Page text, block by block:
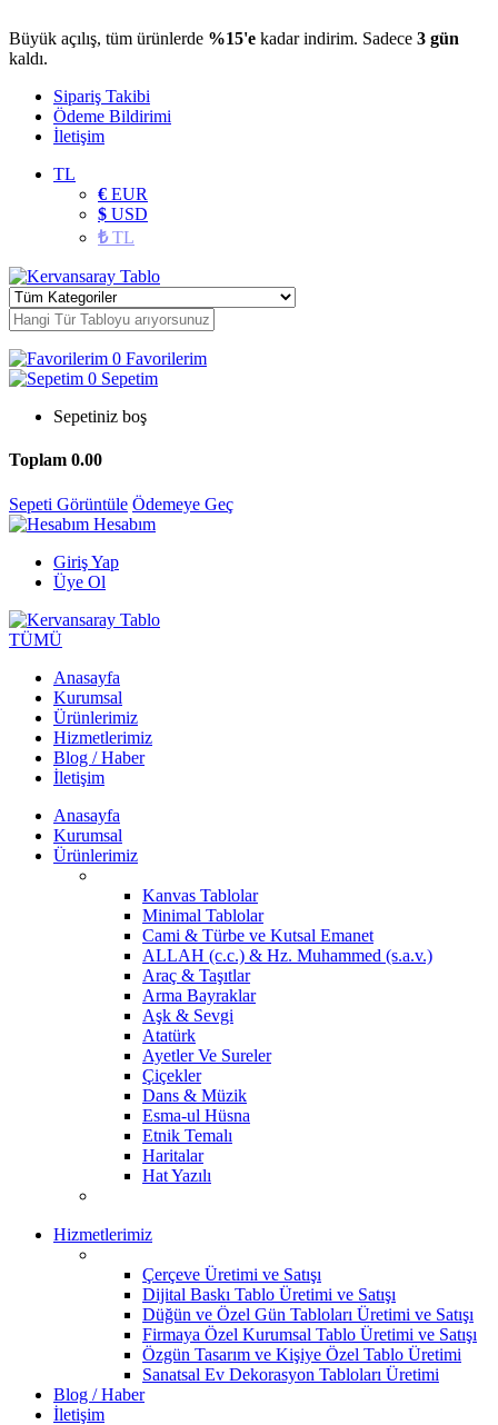
Büyük açılış, tüm ürünlerde %15'e kadar indirim. Sadece 3 gün
kaldı.
Sipariş Takibi
Ödeme Bildirimi
İletişim
TL
€ EUR
$ USD
₺TL
0 Favorilerim
0 Sepetim
Sepetiniz boş
Toplam 0.00
Sepeti Görüntüle Ödemeye Geç
Hesabım
Giriş Yap
Üye Ol
TÜMÜ
Anasayfa
Kurumsal
Ürünlerimiz
Hizmetlerimiz
Blog / Haber
İletişim
Anasayfa
Kurumsal
Ürünlerimiz
Kanvas Tablolar
Minimal Tablolar
Cami & Türbe ve Kutsal Emanet
ALLAH (c.c.) & Hz. Muhammed (s.a.v.)
Araç & Taşıtlar
Arma Bayraklar
Aşk & Sevgi
Atatürk
Ayetler Ve Sureler
Çiçekler
Dans & Müzik
Esma-ul Hüsna
Etnik Temalı
Haritalar
Hat Yazılı
Hizmetlerimiz
Çerçeve Üretimi ve Satışı
Dijital Baskı Tablo Üretimi ve Satışı
Düğün ve Özel Gün Tabloları Üretimi ve Satışı
Firmaya Özel Kurumsal Tablo Üretimi ve Satışı
Özgün Tasarım ve Kişiye Özel Tablo Üretimi
Sanatsal Ev Dekorasyon Tabloları Üretimi
Blog / Haber
İletişim